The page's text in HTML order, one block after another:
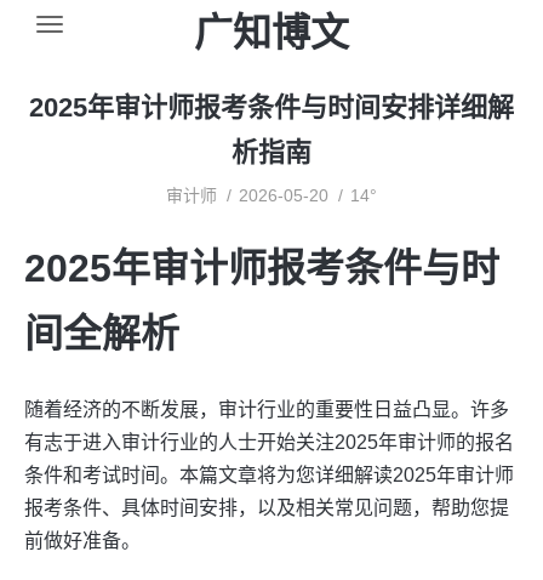
广知博文
2025年审计师报考条件与时间安排详细解
析指南
审计师 2026-05-20 14°
2025年审计师报考条件与时
间全解析
随着经济的不断发展，审计行业的重要性日益凸显。许多
有志于进入审计行业的人士开始关注2025年审计师的报名
条件和考试时间。本篇文章将为您详细解读2025年审计师
报考条件、具体时间安排，以及相关常见问题，帮助您提
前做好准备。